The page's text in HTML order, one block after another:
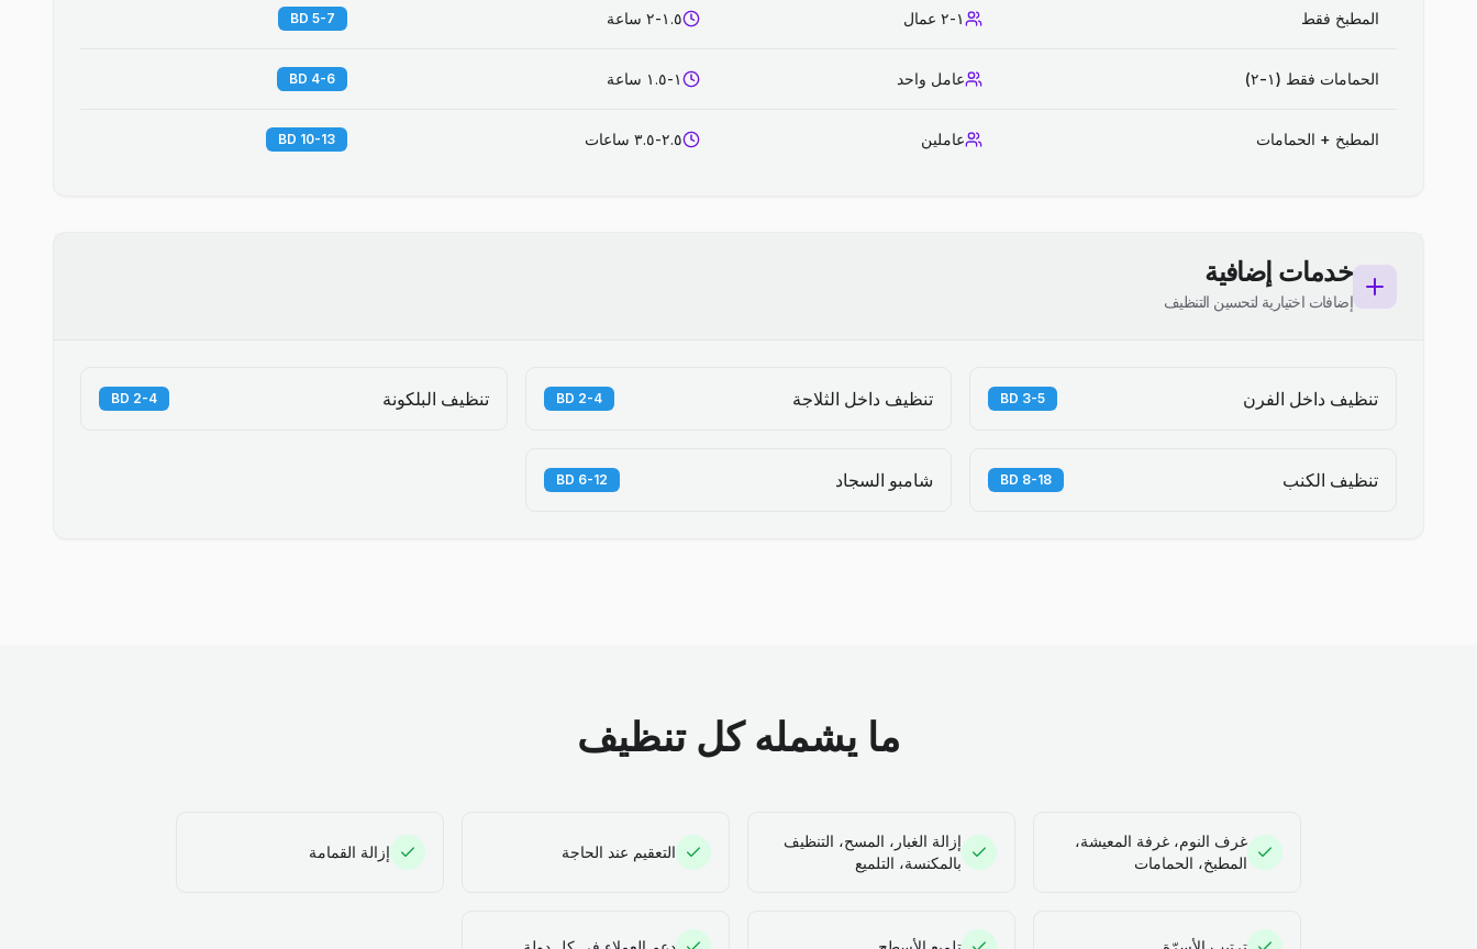
المطبخ فقط ١-٢ عمال ١.٥-٢ ساعة 5-7 BD
الحمامات فقط (١-٢) عامل واحد ١-١.٥ ساعة 4-6 BD
المطبخ + الحمامات عاملين ٢.٥-٣.٥ ساعات 10-13 BD
خدمات إضافية
إضافات اختيارية لتحسين التنظيف
تنظيف داخل الفرن 3-5 BD تنظيف داخل الثلاجة 2-4 BD تنظيف البلكونة 2-4 BD
تنظيف الكنب 8-18 BD شامبو السجاد 6-12 BD
ما يشمله كل تنظيف
غرف النوم، غرفة المعيشة،
المطبخ، الحمامات
إزالة الغبار، المسح، التنظيف
بالمكنسة، التلميع
التعقيم عند الحاجة إزالة القمامة